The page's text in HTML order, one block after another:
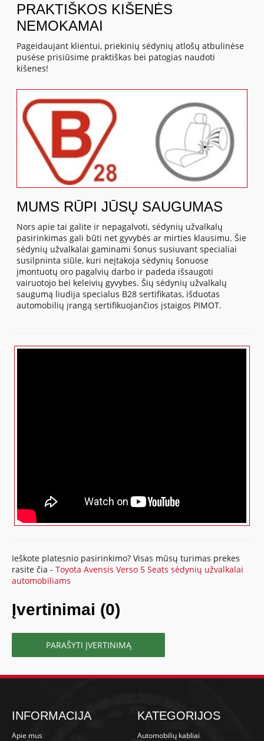
PRAKTIŠKOS KIŠENĖS
NEMOKAMAI
Pageidaujant klientui, priekinių sėdynių atlošų atbulinėse
pusėse prisiūsime praktiškas bei patogias naudoti
kišenes!
MUMS RŪPI JŪSŲ SAUGUMAS
Nors apie tai galite ir nepagalvoti, sėdynių užvalkalų
pasirinkimas gali būti net gyvybės ar mirties klausimu. Šie
sėdynių užvalkalai gaminami šonus susiuvant specialiai
susilpninta siūle, kuri neįtakoja sėdynių šonuose
įmontuotų oro pagalvių darbo ir padeda išsaugoti
vairuotojo bei keleivių gyvybes. Šių sėdynių užvalkalų
saugumą liudija specialus B28 sertifikatas, išduotas
automobilių įrangą sertifikuojančios įstaigos PIMOT.
Ieškote platesnio pasirinkimo? Visas mūsų turimas prekes
rasite čia -Toyota Avensis Verso 5 Seats sėdynių užvalkalai
automobiliams
Įvertinimai (0)
PARAŠYTI ĮVERTINIMĄ
INFORMACIJA
Apie mus
KATEGORIJOS
Automobilių kabliai